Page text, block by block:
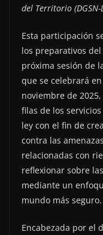
del Territorio
Esta participación
los preparativos
próxima sesión de
que se celebrará
noviembre de
filas de los
ley con el fin de
contra las
relacionadas con
reflexionar sobre
mediante un
mundo más seguro.
Encabezada por el